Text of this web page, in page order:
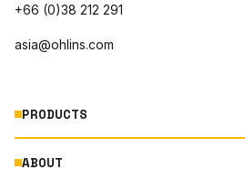
+66 (0)38 212 291
asia@ohlins.com
PRODUCTS
MOTORCYCLE
ABOUT